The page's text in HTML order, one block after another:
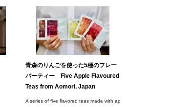
青森のりんごを使った5種のフレー
バーティー Five Apple Flavoured
Teas from Aomori, Japan
A series of five flavored teas made with ap